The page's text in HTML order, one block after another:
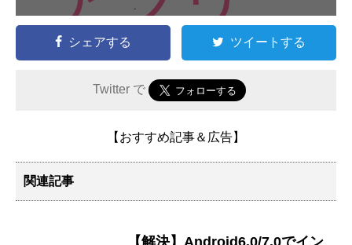
シェアする ツイートする
Twitter で
【おすすめ記事＆広告】
関連記事
【解決】Android6.0/7.0でイン